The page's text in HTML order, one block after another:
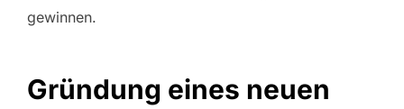
gewinnen.
Gründung eines neuen